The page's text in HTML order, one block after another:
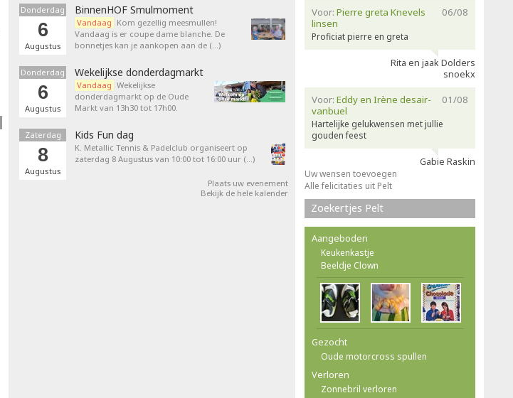
Donderdag
6
Augustus
BinnenHOF Smulmoment
Vandaag Kom gezellig meesmullen!
Vandaag is er coupe dame blanche. De
bonnetjes kan je aankopen aan de (…)
Donderdag
6
Augustus
Wekelijkse donderdagmarkt
Vandaag Wekelijkse
donderdagmarkt op de Oude
Markt van 13h30 tot 17h00.
Zaterdag
8
Augustus
Kids Fun dag
K. Metallic Tennis & Padelclub organiseert op
zaterdag 8 Augustus van 10:00 tot 16:00 uur (…)
Plaats uw evenement
Bekijk de hele kalender
06/08
Voor: Pierre greta Knevels
linsen
Proficiat pierre en greta
Rita en jaak Dolders
snoekx
01/08
Voor: Eddy en Irène desair-
vanbuel
Hartelijke gelukwensen met jullie
gouden feest
Gabie Raskin
Uw wensen toevoegen
Alle felicitaties uit Pelt
Zoekertjes Pelt
Aangeboden
Keukenkastje
Beeldje Clown
Gezocht
Oude motorcross spullen
Verloren
Zonnebril verloren